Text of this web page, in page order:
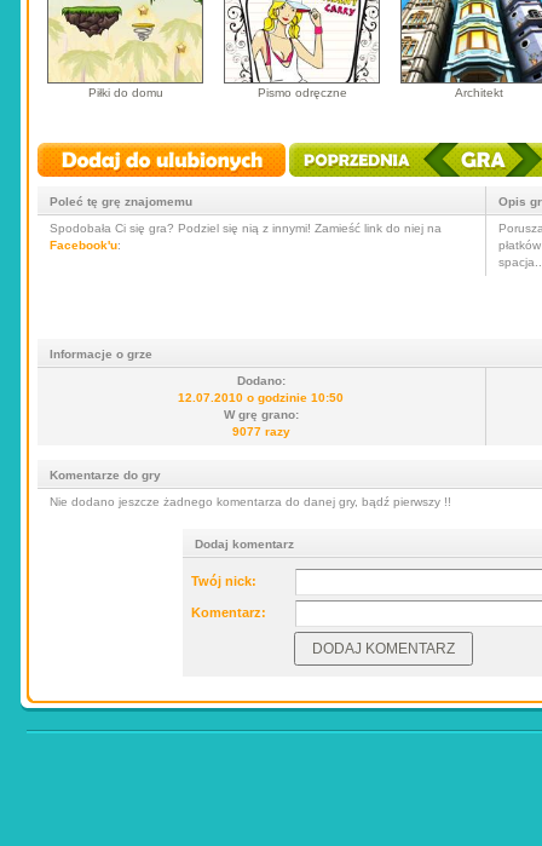
Piłki do domu Pismo odręczne Architekt
Poleć tę grę znajomemu
Spodobała Ci się gra? Podziel się nią z innymi! Zamieść link do niej na
Facebook'u:
Opis
Informacje o grze
Dodano:
12.07.2010 o godzinie 10:50
W grę grano:
9077 razy
Komentarze do gry
Nie dodano jeszcze żadnego komentarza do danej gry, bądź pierwszy !!
Dodaj komentarz
Twój nick:
Komentarz: